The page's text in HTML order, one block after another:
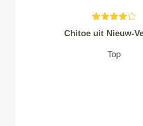
Chitoe uit Nieuw-
Top